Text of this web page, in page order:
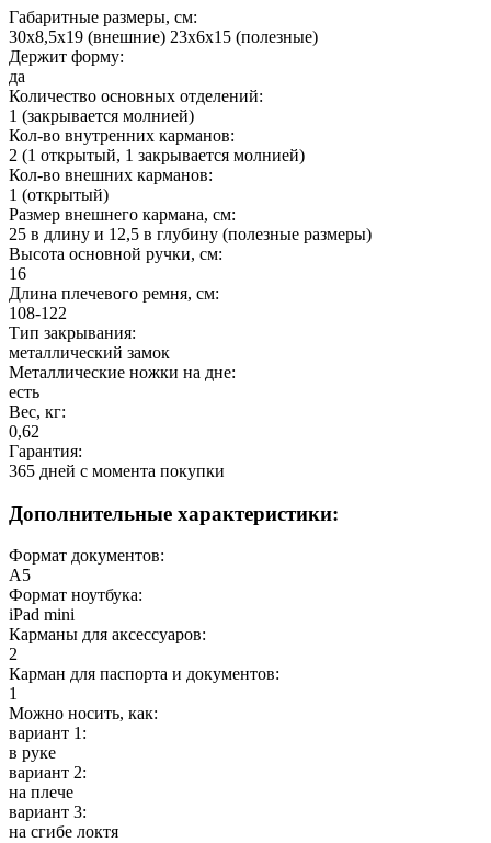
Габаритные размеры, см:
30х8,5х19 (внешние) 23х6х15 (полезные)
Держит форму:
да
Количество основных отделений:
1 (закрывается молнией)
Кол-во внутренних карманов:
2 (1 открытый, 1 закрывается молнией)
Кол-во внешних карманов:
1 (открытый)
Размер внешнего кармана, см:
25 в длину и 12,5 в глубину (полезные размеры)
Высота основной ручки, см:
16
Длина плечевого ремня, см:
108-122
Тип закрывания:
металлический замок
Металлические ножки на дне:
есть
Вес, кг:
0,62
Гарантия:
365 дней c момента покупки
Дополнительные характеристики:
Формат документов:
А5
Формат ноутбука:
iPad mini
Карманы для аксессуаров:
2
Карман для паспорта и документов:
1
Можно носить, как:
вариант 1:
в руке
вариант 2:
на плече
вариант 3:
на сгибе локтя